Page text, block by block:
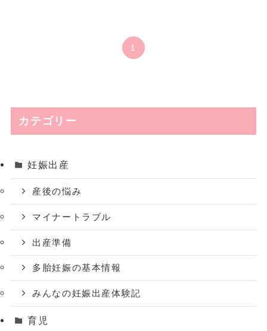
1
カテゴリー
妊娠出産
産後の悩み
マイナートラブル
出産準備
多胎妊娠の基本情報
みんなの妊娠出産体験記
育児